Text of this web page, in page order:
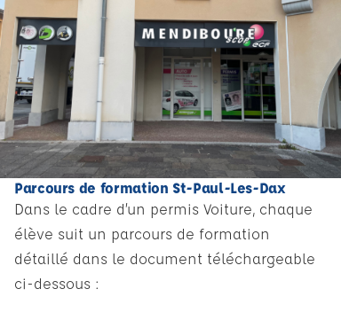
Parcours de formation St-Paul-Les-Dax
Dans le cadre d’un permis Voiture, chaque
élève suit un parcours de formation
détaillé dans le document téléchargeable
ci-dessous :
En savoir plus